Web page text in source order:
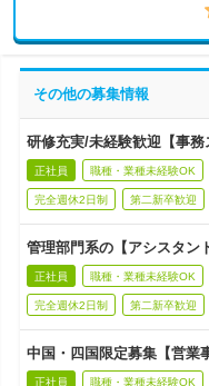
その他の募集情報
研修充実/未経験歓迎【
正社員 職種・業種未経験OK
完全週休2日制 第二新卒歓迎
管理部門系の【アシスタン
正社員 職種・業種未経験OK
完全週休2日制 第二新卒歓迎
中国・四国限定募集【営業
正社員 職種・業種未経験OK